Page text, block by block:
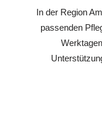
In der Region
passenden